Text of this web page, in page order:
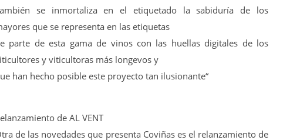
se inmortaliza en el etiquetado la sabiduría de los
que se representa en las etiquetas
parte de esta gama de vinos con las huellas digitales de los
y viticultoras más longevos y
han hecho posible este proyecto tan ilusionante“
de AL VENT
de las novedades que presenta Coviñas es el relanzamiento de